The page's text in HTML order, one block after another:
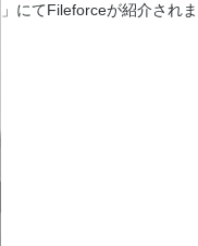
」にてFileforceが紹介されま